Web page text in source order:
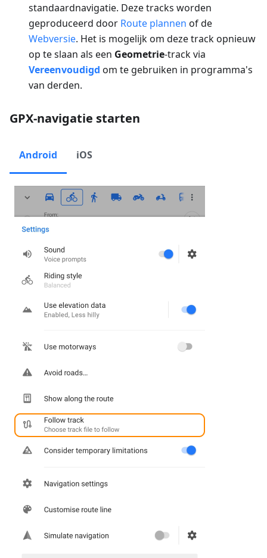
standaardnavigatie. Deze tracks worden
geproduceerd door Route plannen of de
Webversie. Het is mogelijk om deze track opnieuw
op te slaan als een Geometrie-track via
Vereenvoudigd om te gebruiken in programma's
van derden.
GPX-navigatie starten
Android iOS